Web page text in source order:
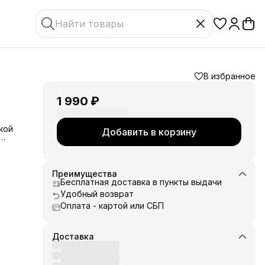
В избранное
1 990 ₽
Добавить в корзину
Преимущества
Бесплатная доставка в пункты выдачи
Удобный возврат
Оплата - картой или СБП
Доставка